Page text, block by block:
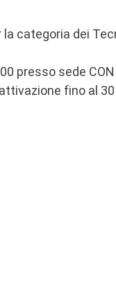
categoria dei
presso sede
fino al